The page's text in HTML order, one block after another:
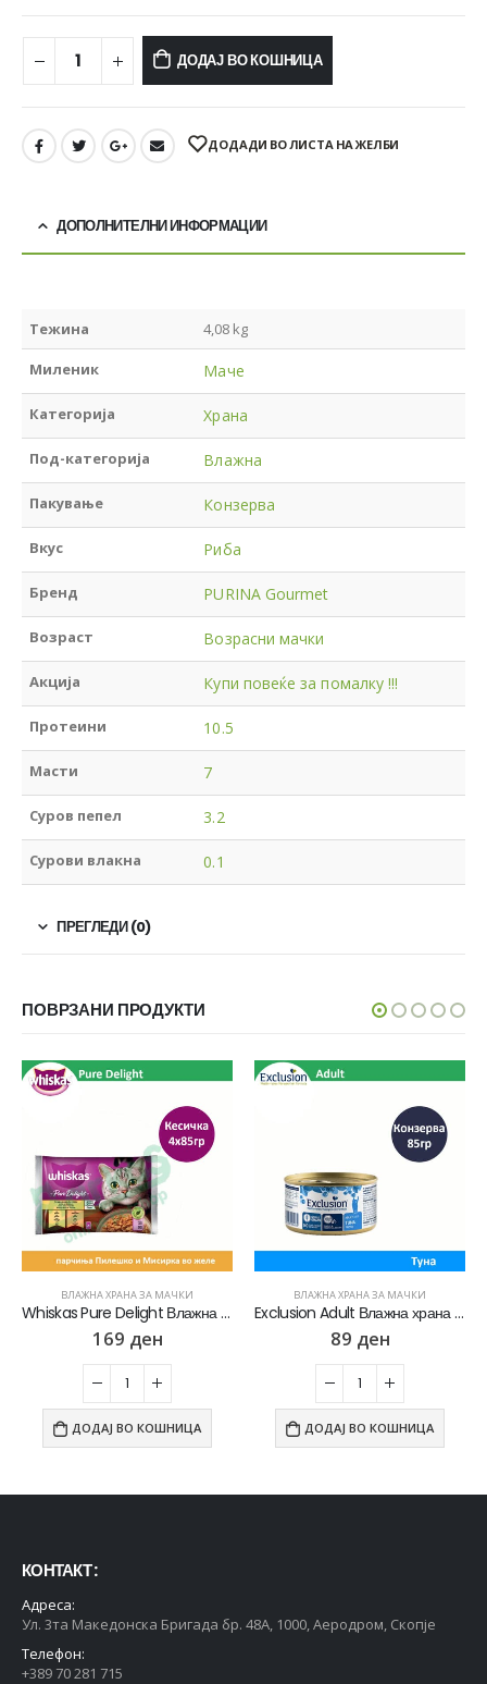
ДОДАЈ ВО КОШНИЦА
ДОДАДИ ВО ЛИСТА НА ЖЕЛБИ
ДОПОЛНИТЕЛНИ ИНФОРМАЦИИ
Тежина 4,08 kg
Миленик Маче
Категорија Храна
Под-категорија Влажна
Пакување Конзерва
Вкус Риба
Бренд PURINA Gourmet
Возраст Возрасни мачки
Акција Купи повеќе за помалку !!!
Протеини 10.5
Масти 7
Суров пепел 3.2
Сурови влакна 0.1
ПРЕГЛЕДИ (0)
ПОВРЗАНИ ПРОДУКТИ
ВЛАЖНА ХРАНА ЗА МАЧКИ
Whiskas Pure Delight Влажна храна за Возрасни мачки со Парчиња Пилешко и Мисирка во желе [Кесичка 4×85гр]
169 ден
ДОДАЈ ВО КОШНИЦА
ВЛАЖНА ХРАНА ЗА МАЧКИ
Exclusion Adult Влажна храна за Возрасни мачки со Туна пате [Конзерва 85гр]
89 ден
ДОДАЈ ВО КОШНИЦА
КОНТАКТ :
Адреса:
Ул. 3та Македонска Бригада бр. 48А, 1000, Аеродром, Скопје
Телефон:
+389 70 281 715